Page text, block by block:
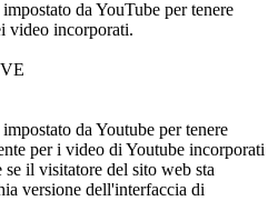
da YouTube per tenere
video incorporati.
da Youtube per tenere
per i video di Youtube incorporati
il visitatore del sito web sta
versione dell'interfaccia di